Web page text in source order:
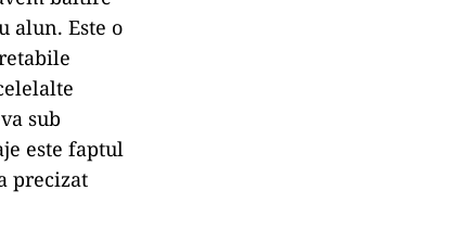
alun. Este o
sub
este faptul
precizat